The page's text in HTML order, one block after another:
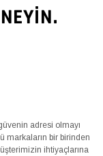
adresi olmayı
markaların bir birinden
ihtiyaçlarına